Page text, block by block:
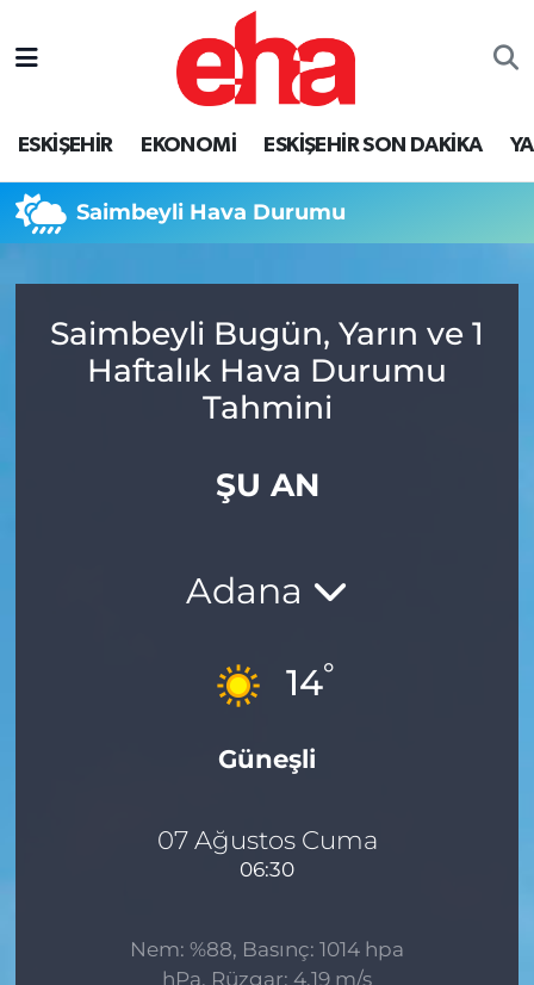
ESKİŞEHİR EKONOMİ ESKİŞEHİR SON DAKİKA
Saimbeyli Hava Durumu
Saimbeyli Bugün, Yarın ve 1
Haftalık Hava Durumu
Tahmini
ŞU AN
Adana
14°
Güneşli
07 Ağustos Cuma
06:30
Nem: %88, Basınç: 1014 hpa
hPa, Rüzgar: 4.19 m/s